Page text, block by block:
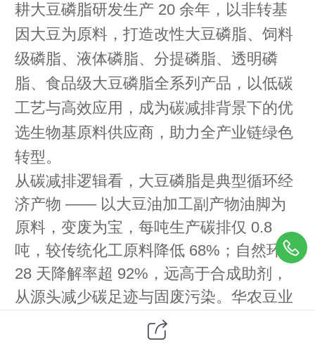
耕大豆磷脂研发生产 20 余年，以非转基
因大豆为原料，打造改性大豆磷脂、饲料
级磷脂、液体磷脂、分提磷脂、透明磷
脂、食品级大豆磷脂全系列产品，以低碳
工艺与高效应用，成为碳减排背景下的优
选生物基原料供应商，助力全产业链绿色
转型。
从碳减排逻辑看，大豆磷脂是典型循环经
济产物 —— 以大豆油加工副产物油脚为
原料，变废为宝，每吨生产碳排仅 0.8
吨，较传统化工原料降低 68%；自然环境
28 天降解率超 92%，远高于合成助剂，
从源头减少碳足迹与固废污染。华农豆业
大豆磷脂核心作用直击行业痛点：饲料领
域，饲料添加剂磷脂、磷脂饲料油高效乳